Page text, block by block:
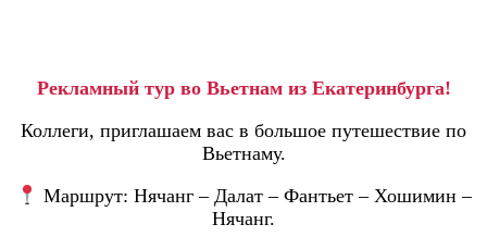
Рекламный тур во Вьетнам из Екатеринбурга!
Коллеги, приглашаем вас в большое путешествие по
Вьетнаму.
Маршрут: Нячанг – Далат – Фантьет – Хошимин –
Нячанг.